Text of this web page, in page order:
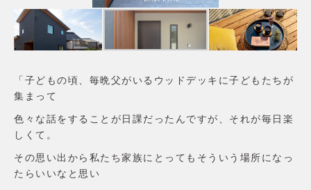
分譲住宅
リラックスホームについて
会社概要
施工エリア
スタッフ紹介
お客様の声
よくあるご質問
「子どもの頃、毎晩父がいるウッドデッキに子どもたちが
集まって
色々な話をすることが日課だったんですが、それが毎日楽
しくて。
その思い出から私たち家族にとってもそういう場所になっ
たらいいなと思い